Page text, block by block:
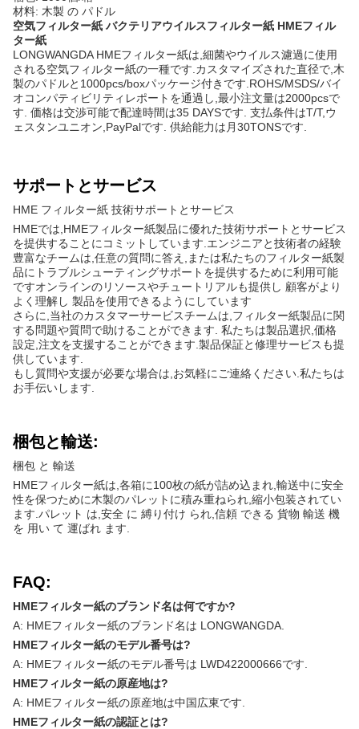
材料: 木製 の パドル
空気フィルター紙 バクテリアウイルスフィルター紙 HMEフィル
ター紙
LONGWANGDA HMEフィルター紙は,細菌やウイルス濾過に使用
される空気フィルター紙の一種です.カスタマイズされた直径で,木
製のパドルと1000pcs/boxパッケージ付きです.ROHS/MSDS/バイ
オコンパティビリティレポートを通過し,最小注文量は2000pcsで
す. 価格は交渉可能で配達時間は35 DAYSです. 支払条件はT/T,ウ
ェスタンユニオン,PayPalです. 供給能力は月30TONSです.
サポートとサービス
HME フィルター紙 技術サポートとサービス
HMEでは,HMEフィルター紙製品に優れた技術サポートとサービス
を提供することにコミットしています.エンジニアと技術者の経験
豊富なチームは,任意の質問に答え,または私たちのフィルター紙製
品にトラブルシューティングサポートを提供するために利用可能
ですオンラインのリソースやチュートリアルも提供し 顧客がより
よく理解し 製品を使用できるようにしています
さらに,当社のカスタマーサービスチームは,フィルター紙製品に関
する問題や質問で助けることができます. 私たちは製品選択,価格
設定,注文を支援することができます.製品保証と修理サービスも提
供しています.
もし質問や支援が必要な場合は,お気軽にご連絡ください.私たちは
お手伝いします.
梱包と輸送:
梱包 と 輸送
HMEフィルター紙は,各箱に100枚の紙が詰め込まれ,輸送中に安全
性を保つために木製のパレットに積み重ねられ,縮小包装されてい
ます.パレット は,安全 に 縛り付け られ,信頼 できる 貨物 輸送 機
を 用い て 運ばれ ます.
FAQ:
HMEフィルター紙のブランド名は何ですか?
A: HMEフィルター紙のブランド名は LONGWANGDA.
HMEフィルター紙のモデル番号は?
A: HMEフィルター紙のモデル番号は LWD422000666です.
HMEフィルター紙の原産地は?
A: HMEフィルター紙の原産地は中国広東です.
HMEフィルター紙の認証とは?